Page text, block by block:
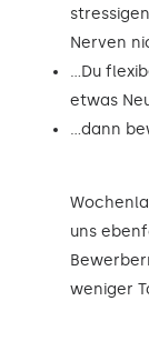
Nerven
…Du
etwas
…dann
uns
weniger